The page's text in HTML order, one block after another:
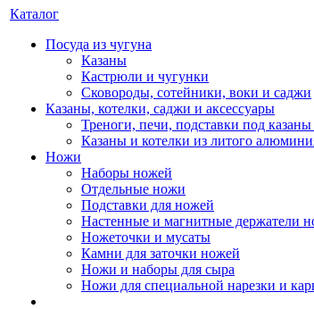
Каталог
Посуда из чугуна
Казаны
Кастрюли и чугунки
Сковороды, сотейники, воки и саджи
Казаны, котелки, саджи и аксессуары
Треноги, печи, подставки под казаны
Казаны и котелки из литого
Ножи
Наборы ножей
Отдельные ножи
Подставки для ножей
Настенные и магнитные держатели
Ножеточки и мусаты
Камни для заточки ножей
Ножи и наборы для сыра
Ножи для специальной нарезки и